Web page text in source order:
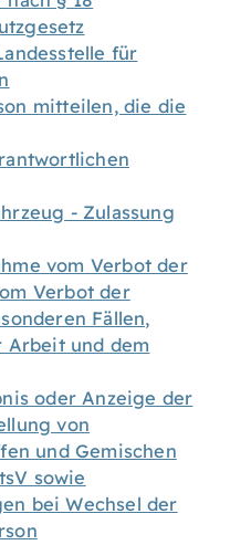
für
mitteilen, die die
- Zulassung
vom Verbot der
Verbot der
Fällen,
Arbeit und dem
oder Anzeige der
von
und Gemischen
sowie
bei Wechsel der